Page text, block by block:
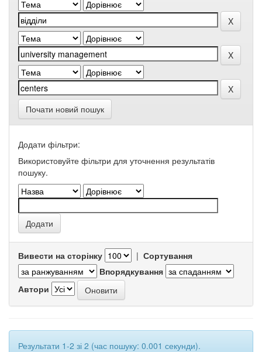
Почати новий пошук
Додати фільтри:
Використовуйте фільтри для уточнення результатів
пошуку.
Вивести на сторінку | Сортування
Впорядкування
Автори
Результати 1-2 зі 2 (час пошуку: 0.001 секунди).